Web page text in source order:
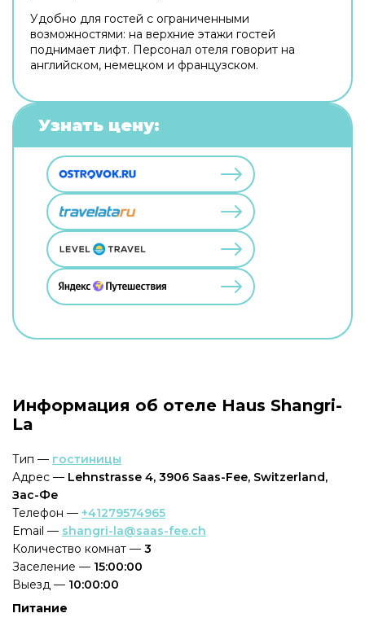
Удобно для гостей с ограниченными
возможностями: на верхние этажи гостей
поднимает лифт. Персонал отеля говорит на
английском, немецком и французском.
Узнать цену:
Информация об отеле Haus Shangri-
La
Тип — гостиницы
Адрес — Lehnstrasse 4, 3906 Saas-Fee, Switzerland,
Зас-Фе
Телефон — +41279574965
Email — shangri-la@saas-fee.ch
Количество комнат — 3
Заселение — 15:00:00
Выезд — 10:00:00
Питание